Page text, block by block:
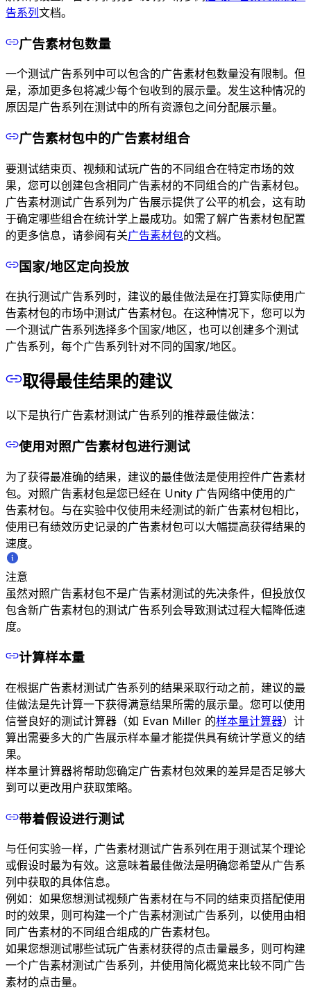
告系列 文档。
广告素材包数量
一个测试广告系列中可以包含的广告素材包数量没有限制。但
是，添加更多包将减少每个包收到的展示量。发生这种情况的
原因是广告系列在测试中的所有资源包之间分配展示量。
广告素材包中的广告素材组合
要测试结束页、视频和试玩广告的不同组合在特定市场的效
果，您可以创建包含相同广告素材的不同组合的广告素材包。
广告素材测试广告系列为广告展示提供了公平的机会，这有助
于确定哪些组合在统计学上最成功。如需了解广告素材包配置
的更多信息，请参阅有关广告素材包的文档。
国家/地区定向投放
在执行测试广告系列时，建议的最佳做法是在打算实际使用广
告素材包的市场中测试广告素材包。在这种情况下，您可以为
一个测试广告系列选择多个国家/地区，也可以创建多个测试
广告系列，每个广告系列针对不同的国家/地区。
取得最佳结果的建议
以下是执行广告素材测试广告系列的推荐最佳做法：
使用对照广告素材包进行测试
为了获得最准确的结果，建议的最佳做法是使用控件广告素材
包。对照广告素材包是您已经在 Unity 广告网络中使用的广
告素材包。与在实验中仅使用未经测试的新广告素材包相比，
使用已有绩效历史记录的广告素材包可以大幅提高获得结果的
速度。
注意
虽然对照广告素材包不是广告素材测试的先决条件，但投放仅
包含新广告素材包的测试广告系列会导致测试过程大幅降低速
度。
计算样本量
在根据广告素材测试广告系列的结果采取行动之前，建议的最
佳做法是先计算一下获得满意结果所需的展示量。您可以使用
信誉良好的测试计算器（如 Evan Miller 的样本量计算器）计
算出需要多大的广告展示样本量才能提供具有统计学意义的结
果。
样本量计算器将帮助您确定广告素材包效果的差异是否足够大
到可以更改用户获取策略。
带着假设进行测试
与任何实验一样，广告素材测试广告系列在用于测试某个理论
或假设时最为有效。这意味着最佳做法是明确您希望从广告系
列中获取的具体信息。
例如：如果您想测试视频广告素材在与不同的结束页搭配使用
时的效果，则可构建一个广告素材测试广告系列，以使用由相
同广告素材的不同组合组成的广告素材包。
如果您想测试哪些试玩广告素材获得的点击量最多，则可构建
一个广告素材测试广告系列，并使用简化概览来比较不同广告
素材的点击量。